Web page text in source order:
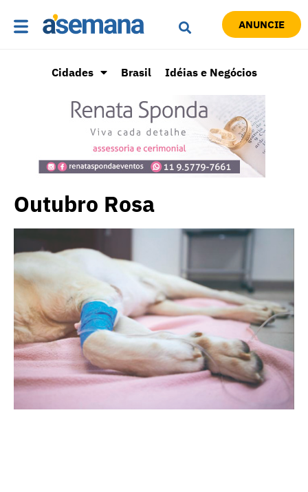
ANUNCIE
Cidades Brasil Idéias e Negócios
Outubro Rosa